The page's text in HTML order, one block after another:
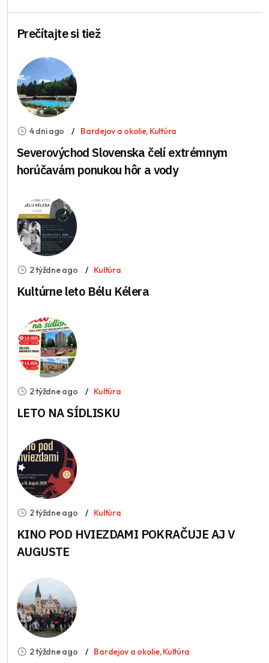
Prečítajte si tiež
4 dni ago Bardejov a okolie, Kultúra
Severovýchod Slovenska čelí extrémnym
horúčavám ponukou hôr a vody
2 týždne ago Kultúra
Kultúrne leto Bélu Kélera
2 týždne ago Kultúra
LETO NA SÍDLISKU
2 týždne ago Kultúra
KINO POD HVIEZDAMI POKRAČUJE AJ V
AUGUSTE
2 týždne ago Bardejov a okolie,Kultúra